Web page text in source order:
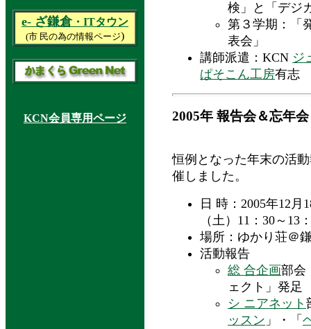
e- ざ鎌倉・ITタウン
(市 民の為の情報ページ)
KCN会員専用ページ
検」と「デジ
第３学期：「
表会」
講師派遣：KCN ジ
ぱそこん工房有志
2005年 報告会＆忘年会
恒例となった年末の活
催しました。
日 時：2005年12月
（土）11：30～13
場所：ゆかり荘＠
活動報告
総 合企画部会
ェクト」発足
シ ニアネット
ッスン 」・「